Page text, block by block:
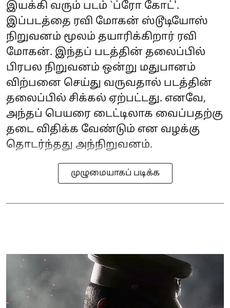
இயக்கி வரும் படம் `ப்ரோ கோட்'.
இப்படத்தை ரவி மோகன் ஸ்டூடியோஸ்
நிறுவனம் மூலம் தயாரிக்கிறார் ரவி
மோகன். இந்தப் படத்தின் தலைப்பில்
பிரபல நிறுவனம் ஒன்று மதுபானம்
விற்பனை செய்து வருவதால் படத்தின்
தலைப்பில் சிக்கல் ஏற்பட்டது. எனவே,
அந்தப் பெயரை டைட்டிலாக வைப்பதற்கு
தடை விதிக்க வேண்டும் என வழக்கு
தொடர்ந்தது அந்நிறுவனம்.
முழுமையாகப் படிக்க